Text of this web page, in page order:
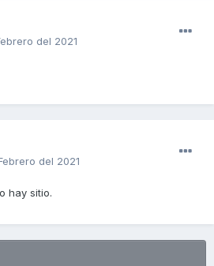
del 2021
del 2021
hay sitio.